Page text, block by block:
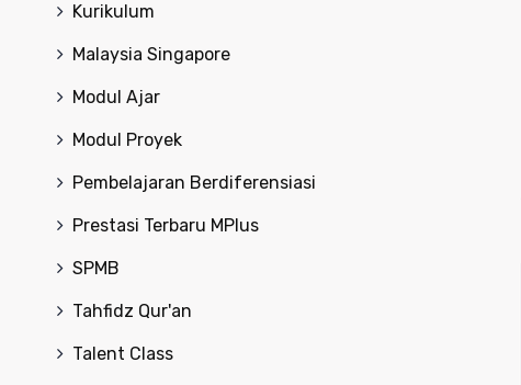
Kurikulum
Malaysia Singapore
Modul Ajar
Modul Proyek
Pembelajaran Berdiferensiasi
Prestasi Terbaru MPlus
SPMB
Tahfidz Qur'an
Talent Class